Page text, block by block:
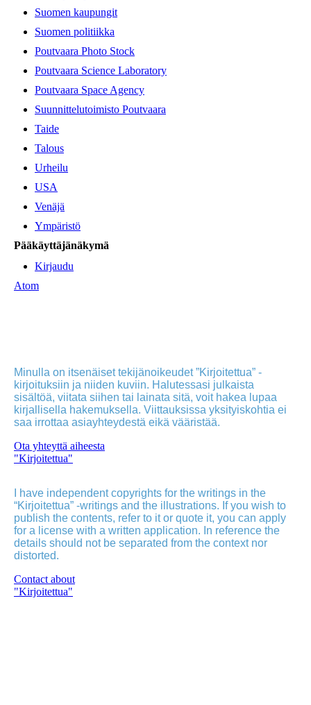
Suomen kaupungit
Suomen politiikka
Poutvaara Photo Stock
Poutvaara Science Laboratory
Poutvaara Space Agency
Suunnittelutoimisto Poutvaara
Taide
Talous
Urheilu
USA
Venäjä
Ympäristö
Pääkäyttäjänäkymä
Kirjaudu
Atom
Minulla on itsenäiset tekijänoikeudet ”Kirjoitettua” -
kirjoituksiin ja niiden kuviin. Halutessasi julkaista
sisältöä, viitata siihen tai lainata sitä, voit hakea lupaa
kirjallisella hakemuksella. Viittauksissa yksityiskohtia ei
saa irrottaa asiayhteydestä eikä vääristää.
Ota yhteyttä aiheesta
"Kirjoitettua"
I have independent copyrights for the writings in the
“Kirjoitettua” -writings and the illustrations. If you wish to
publish the contents, refer to it or quote it, you can apply
for a license with a written application. In reference the
details should not be separated from the context nor
distorted.
Contact about
"Kirjoitettua"